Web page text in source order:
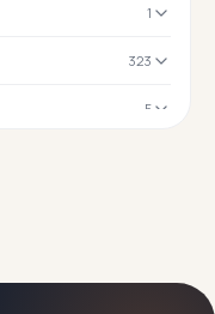
1
323
5